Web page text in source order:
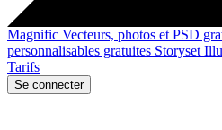
Magnific Vecteurs, photos et PSD
personnalisables gratuites Storyset
Tarifs
Se connecter